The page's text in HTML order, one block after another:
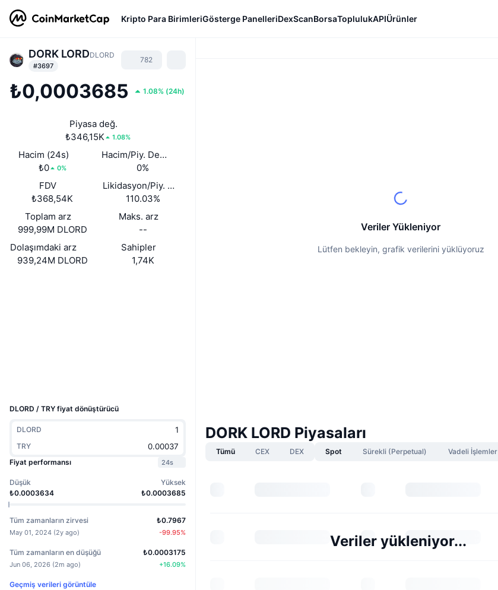
Kripto Para BirimleriGösterge PanelleriDexScanBorsaToplulukAPIÜrünler
DORK LORDDLORD
#3697
782
₺0,0003685 1.08% (24h)
Piyasa değ.
₺346,15K
1.08%
Hacim (24s)
₺0
0%
Hacim/Piy. Değ. (24s)
0%
FDV
₺368,54K
Likidasyon/Piy. Değ.
110.03%
Toplam arz
999,99M DLORD
Maks. arz
--
Dolaşımdaki arz
939,24M DLORD
Sahipler
1,74K
DLORD / TRY fiyat dönüştürücü
DLORD
TRY
Fiyat performansı
24s
Düşük
₺0.0003634
Yüksek
₺0.0003685
Tüm zamanların zirvesi
May 01, 2024 (2y ago)
₺0.7967
-99.95%
Tüm zamanların en düşüğü
Jun 06, 2026 (2m ago)
₺0.0003175
+16.09%
Geçmiş verileri görüntüle
Veriler Yükleniyor
Lütfen bekleyin, grafik verilerini yüklüyoruz
DORK LORD Piyasaları
Tümü CEX DEX Spot Sürekli (Perpetual) Vadeli İşlemler
Veriler yükleniyor...